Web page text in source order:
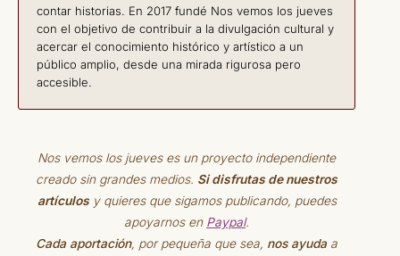
contar historias. En 2017 fundé Nos vemos los jueves
con el objetivo de contribuir a la divulgación cultural y
acercar el conocimiento histórico y artístico a un
público amplio, desde una mirada rigurosa pero
accesible.
Nos vemos los jueves es un proyecto independiente
creado sin grandes medios. Si disfrutas de nuestros
artículosy quieres que sigamos publicando, puedes
apoyarnos en Paypal.
Cada aportación, por pequeña que sea, nos ayudaa